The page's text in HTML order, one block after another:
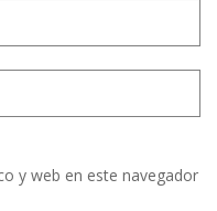
y web en este navegador